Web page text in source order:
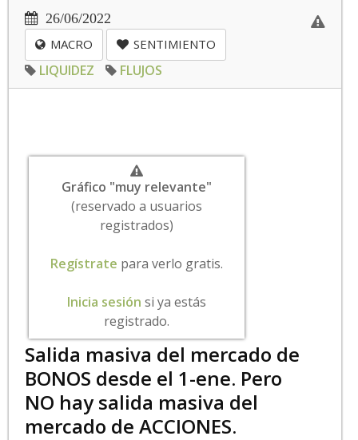
26/06/2022
MACRO
SENTIMIENTO
LIQUIDEZ FLUJOS
Gráfico "muy relevante"
(reservado a usuarios
registrados)
Regístrate para verlo gratis.
Inicia sesión si ya estás
registrado.
Salida masiva del mercado de
BONOS desde el 1-ene. Pero
NO hay salida masiva del
mercado de ACCIONES.